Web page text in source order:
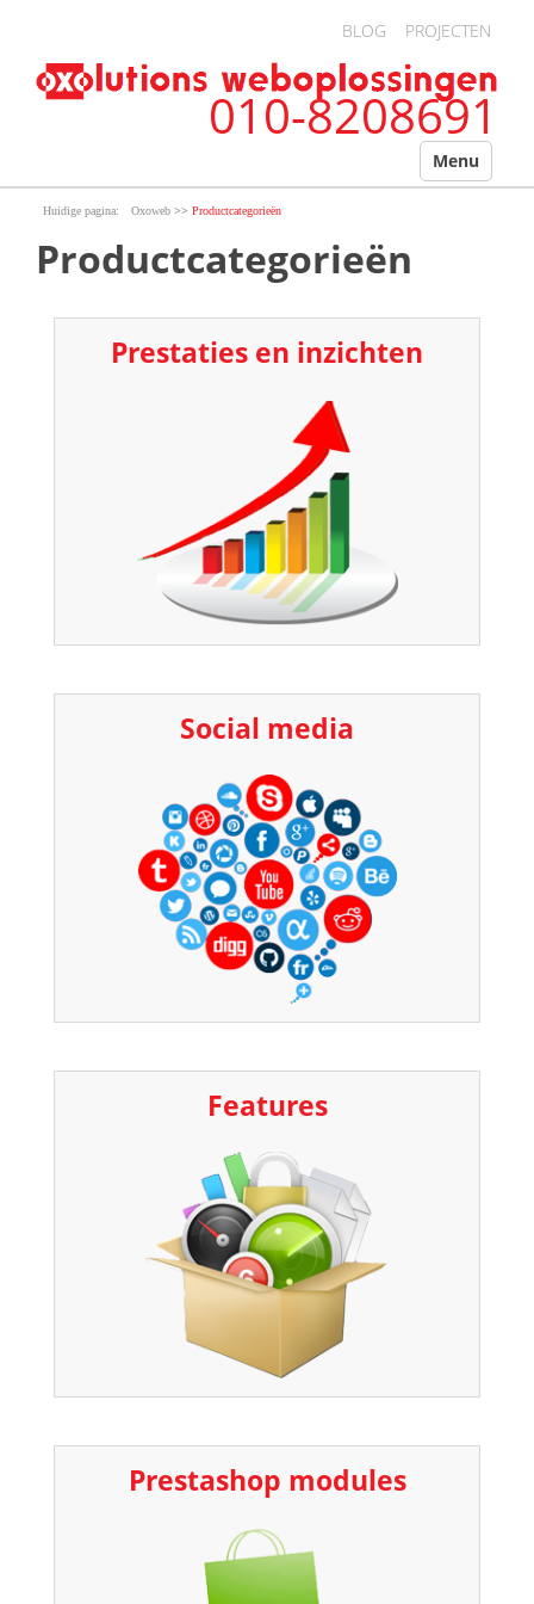
BLOG PROJECTEN
010-8208691
Menu
Oxoweb >> Productcategorieën
Productcategorieën
Prestaties en inzichten
Social media
Features
Prestashop modules